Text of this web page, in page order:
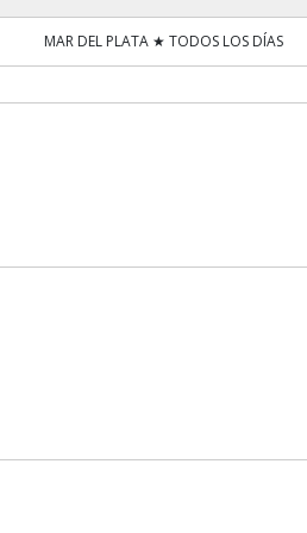
MAR DEL PLATA ★ TODOS LOS DÍAS